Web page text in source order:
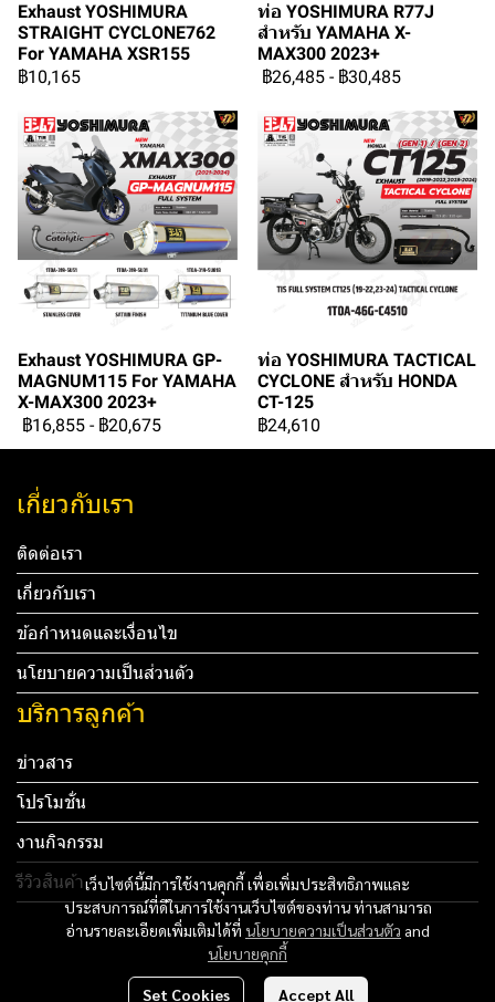
Exhaust YOSHIMURA
STRAIGHT CYCLONE762
For YAMAHA XSR155
฿10,165
ท่อ YOSHIMURA R77J
สำหรับ YAMAHA X-
MAX300 2023+
฿26,485 - ฿30,485
Exhaust YOSHIMURA GP-
MAGNUM115 For YAMAHA
X-MAX300 2023+
฿16,855 - ฿20,675
ท่อ YOSHIMURA TACTICAL
CYCLONE สำหรับ HONDA
CT-125
฿24,610
เว็บไซต์นี้มีการใช้งานคุกกี้ เพื่อเพิ่มประสิทธิภาพและ
ประสบการณ์ที่ดีในการใช้งานเว็บไซต์ของท่าน ท่านสามารถ
อ่านรายละเอียดเพิ่มเติมได้ที่ นโยบายความเป็นส่วนตัว and
นโยบายคุกกี้
Set Cookies Accept All
เกี่ยวกับเรา
ติดต่อเรา
เกี่ยวกับเรา
ข้อกำหนดและเงื่อนไข
นโยบายความเป็นส่วนตัว
บริการลูกค้า
ข่าวสาร
โปรโมชั่น
งานกิจกรรม
รีวิวสินค้า
Tel: 012 345 67890 Email: mail@yourdomain.com